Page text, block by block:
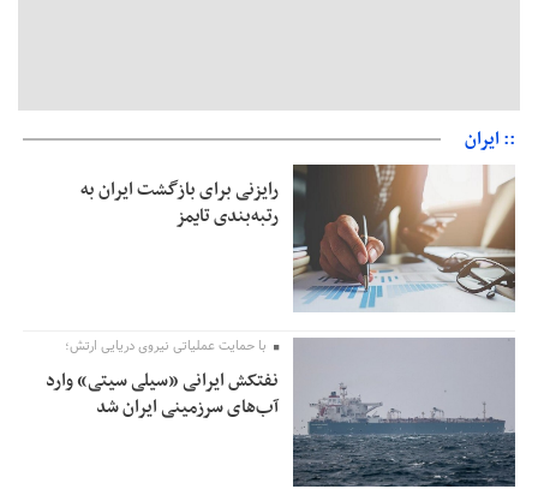
:: ایران
رایزنی برای بازگشت ایران به
رتبه‌بندی تایمز
با حمایت عملیاتی نیروی دریایی ارتش؛
نفتکش ایرانی «سیلی سیتی» وارد
آب‌های سرزمینی ایران شد